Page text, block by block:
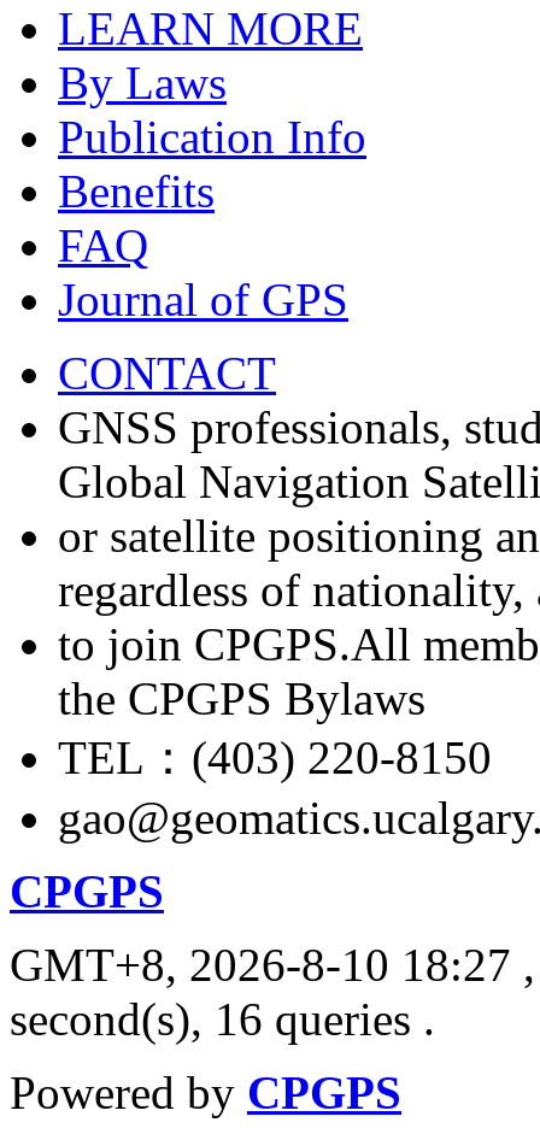
LEARN MORE
By Laws
Publication Info
Benefits
FAQ
Journal of GPS
CONTACT
GNSS professionals,
Global Navigation
or satellite positioning
regardless of nationality,
to join CPGPS.All
the CPGPS Bylaws
TEL：(403) 220-8150
CPGPS
GMT+8, 2026-8-10 18:27
second(s), 16 queries .
Powered by CPGPS